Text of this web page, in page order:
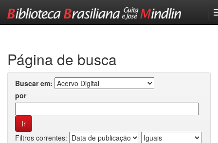
Página de busca
Buscar em:
por
Filtros correntes: